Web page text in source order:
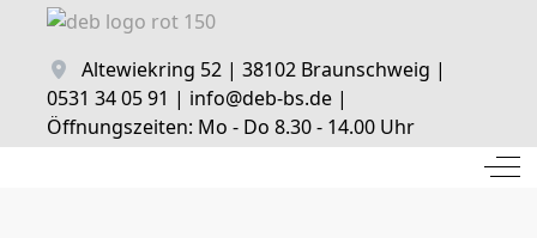
Altewiekring 52 | 38102 Braunschweig |
0531 34 05 91 | info@deb-bs.de |
Öffnungszeiten: Mo - Do 8.30 - 14.00 Uhr